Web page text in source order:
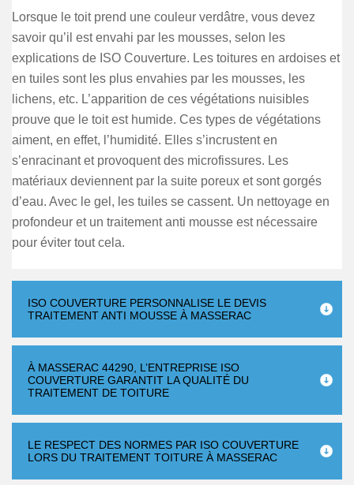
Lorsque le toit prend une couleur verdâtre, vous devez
savoir qu’il est envahi par les mousses, selon les
explications de ISO Couverture. Les toitures en ardoises et
en tuiles sont les plus envahies par les mousses, les
lichens, etc. L’apparition de ces végétations nuisibles
prouve que le toit est humide. Ces types de végétations
aiment, en effet, l’humidité. Elles s’incrustent en
s’enracinant et provoquent des microfissures. Les
matériaux deviennent par la suite poreux et sont gorgés
d’eau. Avec le gel, les tuiles se cassent. Un nettoyage en
profondeur et un traitement anti mousse est nécessaire
pour éviter tout cela.
ISO COUVERTURE PERSONNALISE LE DEVIS
TRAITEMENT ANTI MOUSSE À MASSERAC
À MASSERAC 44290, L’ENTREPRISE ISO
COUVERTURE GARANTIT LA QUALITÉ DU
TRAITEMENT DE TOITURE
LE RESPECT DES NORMES PAR ISO COUVERTURE
LORS DU TRAITEMENT TOITURE À MASSERAC